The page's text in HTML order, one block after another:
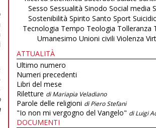
Sesso Sessualità Sinodo Social media
Sostenibilità Spirito Santo Sport
Tecnologia Tempo Teologia Tolleranza
Umanesimo Unioni civili Violenza
ATTUALITÀ
Ultimo numero
Numeri precedenti
Libri del mese
Riletture di Mariapia Veladiano
Parole delle religioni di Piero Stefani
"Io non mi vergogno del Vangelo" di Luigi
DOCUMENTI